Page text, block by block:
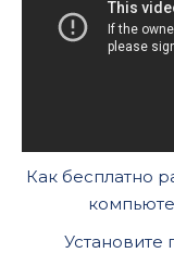
Как бесплатно
Установите